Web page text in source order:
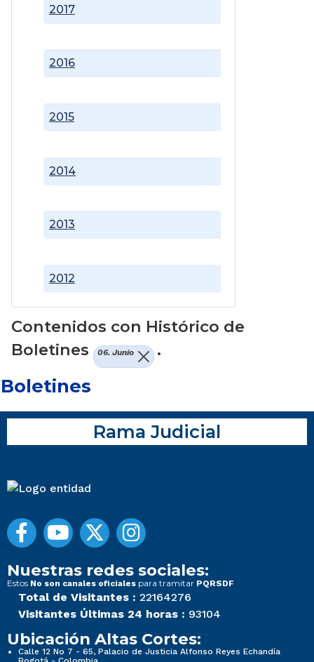
2012
2013
2014
2015
2016
2017
Contenidos con Histórico de
Boletines
06. Junio .
Boletines
Rama Judicial
Nuestras redes sociales:
Estos No son canales oficiales para tramitar PQRSDF
Total de Visitantes : 22164276
Visitantes Últimas 24 horas : 93104
Ubicación Altas Cortes:
Calle 12 No 7 - 65, Palacio de Justicia Alfonso Reyes Echandía